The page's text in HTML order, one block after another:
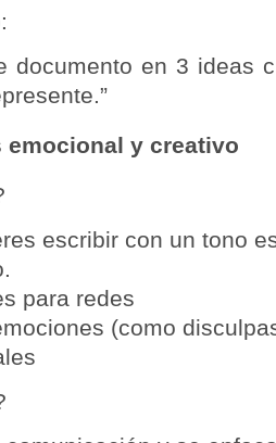
documento en 3 ideas
emocional y creativo
escribir con un tono
para redes
(como